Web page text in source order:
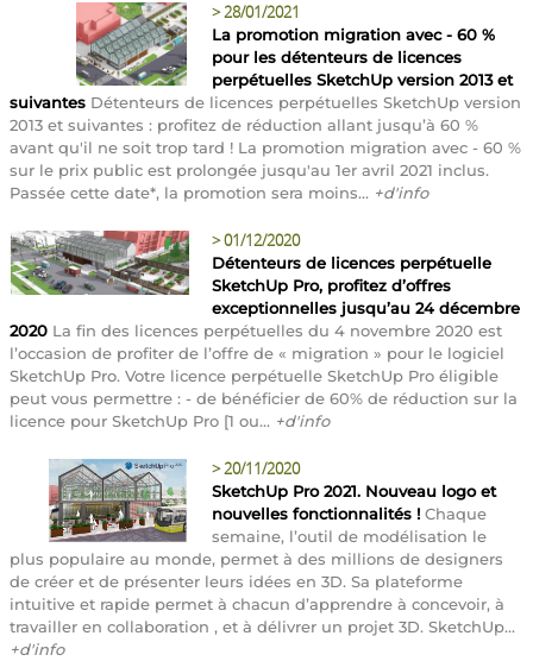
>28/01/2021
La promotion migration avec - 60 %
pour les détenteurs de licences
perpétuelles SketchUp version 2013 et
suivantes Détenteurs de licences perpétuelles SketchUp version
2013 et suivantes : profitez de réduction allant jusqu’à 60 %
avant qu'il ne soit trop tard ! La promotion migration avec - 60 %
sur le prix public est prolongée jusqu'au 1er avril 2021 inclus.
Passée cette date*, la promotion sera moins... +d'info
>01/12/2020
Détenteurs de licences perpétuelle
SketchUp Pro, profitez d’offres
exceptionnelles jusqu’au 24 décembre
2020 La fin des licences perpétuelles du 4 novembre 2020 est
l’occasion de profiter de l’offre de « migration » pour le logiciel
SketchUp Pro. Votre licence perpétuelle SketchUp Pro éligible
peut vous permettre : - de bénéficier de 60% de réduction sur la
licence pour SketchUp Pro [1 ou... +d'info
>20/11/2020
SketchUp Pro 2021. Nouveau logo et
nouvelles fonctionnalités ! Chaque
semaine, l’outil de modélisation le
plus populaire au monde, permet à des millions de designers
de créer et de présenter leurs idées en 3D. Sa plateforme
intuitive et rapide permet à chacun d’apprendre à concevoir, à
travailler en collaboration , et à délivrer un projet 3D. SketchUp...
+d'info